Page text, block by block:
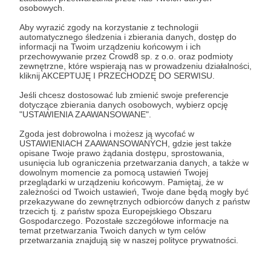
osobowych.
Aby wyrazić zgody na korzystanie z technologii
automatycznego śledzenia i zbierania danych, dostęp do
informacji na Twoim urządzeniu końcowym i ich
przechowywanie przez Crowd8 sp. z o.o. oraz podmioty
zewnętrzne, które wspierają nas w prowadzeniu działalności,
kliknij AKCEPTUJĘ I PRZECHODZĘ DO SERWISU.
Jeśli chcesz dostosować lub zmienić swoje preferencje
dotyczące zbierania danych osobowych, wybierz opcję
"USTAWIENIA ZAAWANSOWANE".
Zgoda jest dobrowolna i możesz ją wycofać w
USTAWIENIACH ZAAWANSOWANYCH, gdzie jest także
opisane Twoje prawo żądania dostępu, sprostowania,
usunięcia lub ograniczenia przetwarzania danych, a także w
dowolnym momencie za pomocą ustawień Twojej
przeglądarki w urządzeniu końcowym. Pamiętaj, że w
zależności od Twoich ustawień, Twoje dane będą mogły być
przekazywane do zewnętrznych odbiorców danych z państw
trzecich tj. z państw spoza Europejskiego Obszaru
Gospodarczego. Pozostałe szczegółowe informacje na
temat przetwarzania Twoich danych w tym celów
przetwarzania znajdują się w naszej polityce prywatności.
Zostań Patronem
Zaloguj się
Podcast ZVZ – Paweł Opydo, Katarzyna
Czajka-Kominiarczuk